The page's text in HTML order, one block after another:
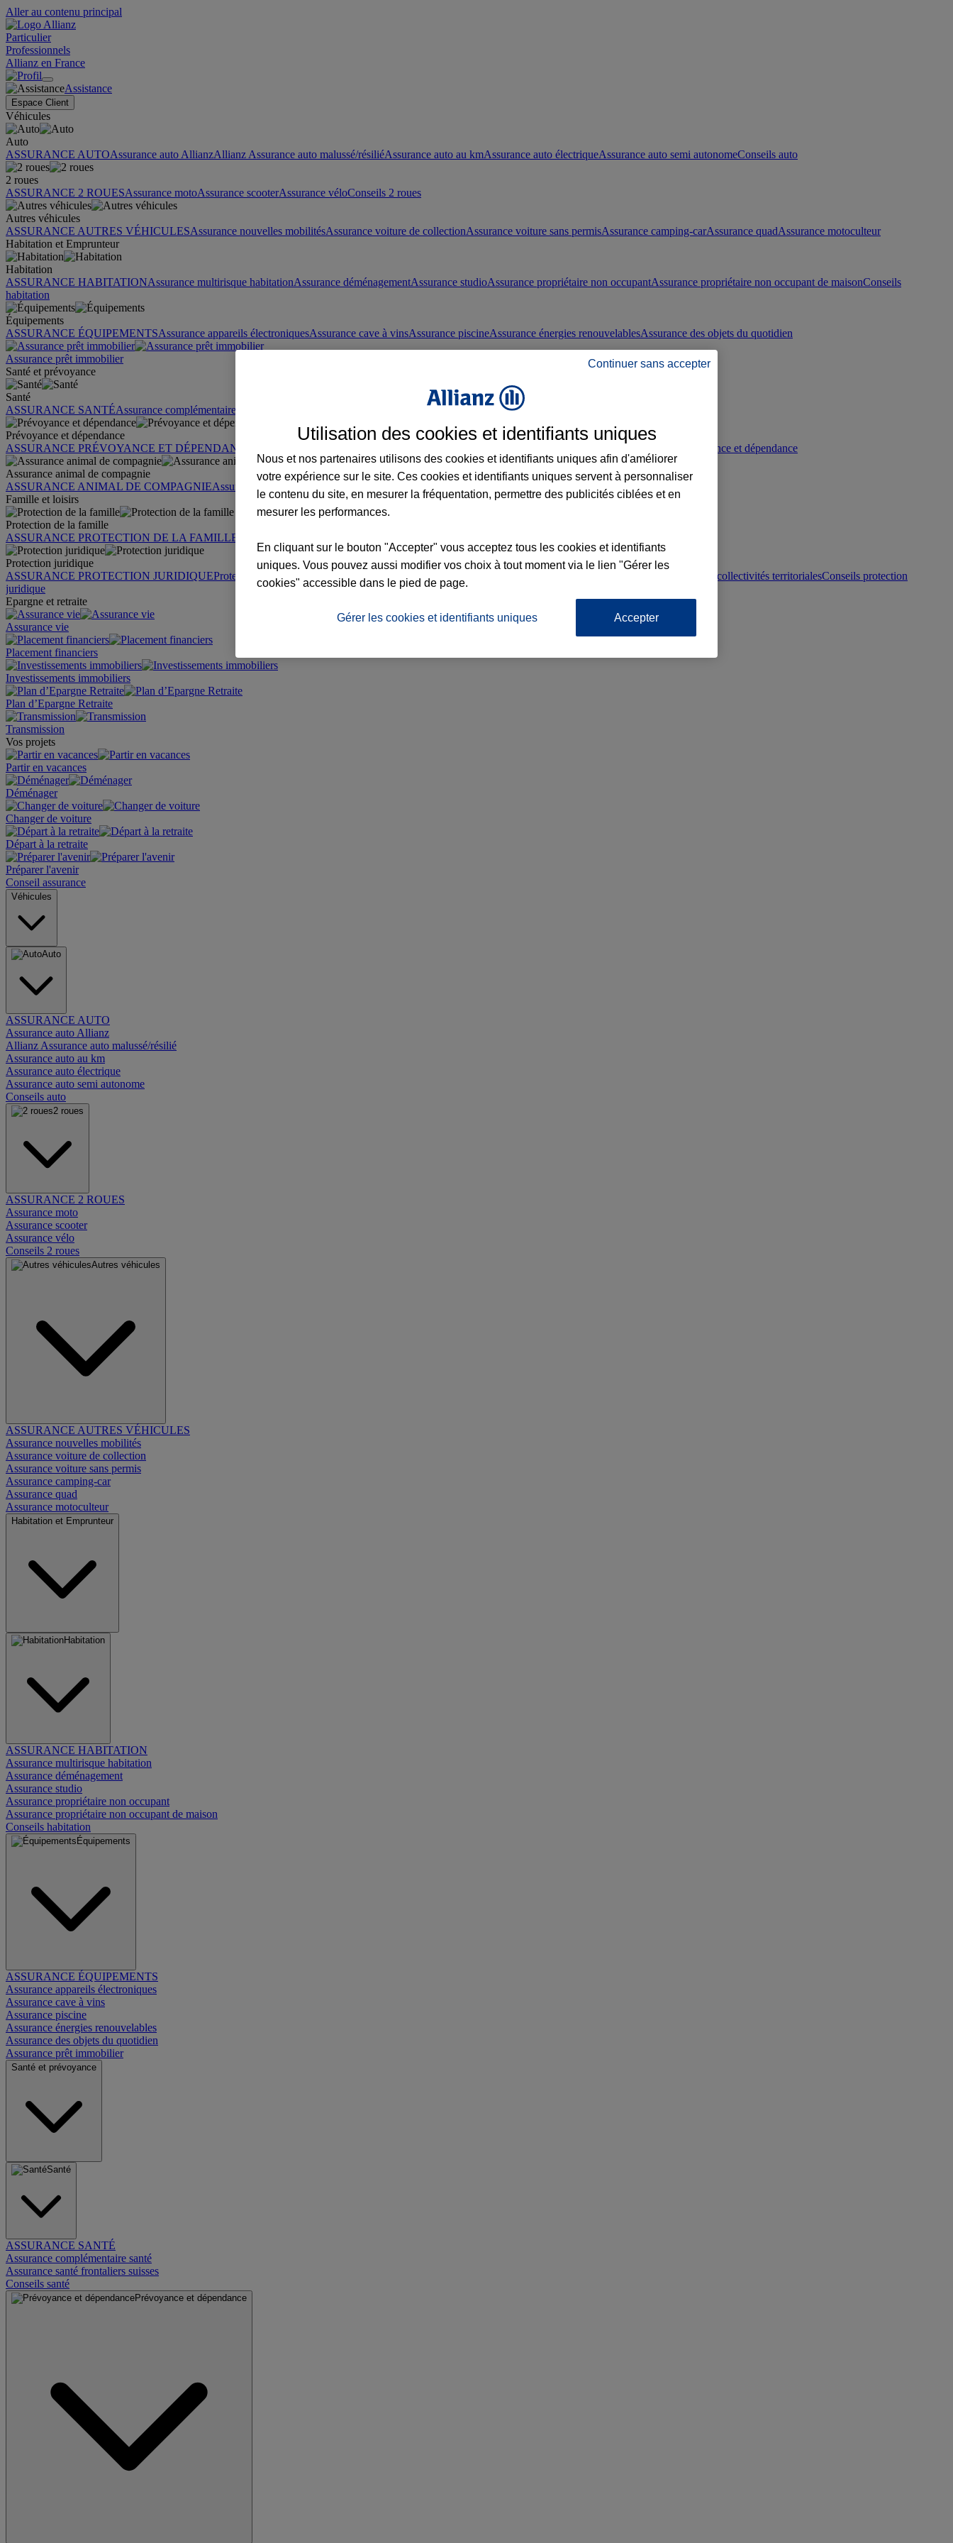
Aller au contenu principal
Particulier
Professionnels
Allianz en France
Assistance
Espace Client
Véhicules
Auto
ASSURANCE AUTOAssurance auto AllianzAllianz Assurance auto malussé/résiliéAssurance auto au kmAssurance auto électriqueAssurance auto semi autonomeConseils auto
2 roues
ASSURANCE 2 ROUESAssurance motoAssurance scooterAssurance véloConseils 2 roues
Autres véhicules
ASSURANCE AUTRES VÉHICULESAssurance nouvelles mobilitésAssurance voiture de collectionAssurance voiture sans permisAssurance camping-carAssurance quadAssurance motoculteur
Habitation et Emprunteur
Habitation
ASSURANCE HABITATIONAssurance multirisque habitationAssurance déménagementAssurance studioAssurance propriétaire non occupantAssurance propriétaire non occupant de maisonConseils
habitation
Équipements
ASSURANCE ÉQUIPEMENTSAssurance appareils électroniquesAssurance cave à vinsAssurance piscineAssurance énergies renouvelablesAssurance des objets du quotidien
Assurance prêt immobilier
Santé et prévoyance
Santé
ASSURANCE SANTÉAssurance complémentaire santé Conseils santé
Prévoyance et dépendance
ASSURANCE PRÉVOYANCE ET DÉPENDANCE
Conseils prévoyance et dépendance
Assurance animal de compagnie
ASSURANCE ANIMAL DE COMPAGNIEAssurance chien Assurance chat
Conseils animal de compagnie
Famille et loisirs
Protection de la famille
ASSURANCE PROTECTION DE LA FAMILLE
Protection juridique
ASSURANCE PROTECTION JURIDIQUEProtection juridique particuliers Protection juridique immobilière Protection juridique collectivités territorialesConseils protection
juridique
Epargne et retraite
Assurance vie
Placement financiers
Investissements immobiliers
Plan d’Epargne Retraite
Transmission
Vos projets
Partir en vacances
Déménager
Changer de voiture
Départ à la retraite
Préparer l'avenir
Conseil assurance
Véhicules
Auto
ASSURANCE AUTO
Assurance auto Allianz
Allianz Assurance auto malussé/résilié
Assurance auto au km
Assurance auto électrique
Assurance auto semi autonome
Conseils auto
2 roues
ASSURANCE 2 ROUES
Assurance moto
Assurance scooter
Assurance vélo
Conseils 2 roues
Autres véhicules
ASSURANCE AUTRES VÉHICULES
Assurance nouvelles mobilités
Assurance voiture de collection
Assurance voiture sans permis
Assurance camping-car
Assurance quad
Assurance motoculteur
Habitation et Emprunteur
Habitation
ASSURANCE HABITATION
Assurance multirisque habitation
Assurance déménagement
Assurance studio
Assurance propriétaire non occupant
Assurance propriétaire non occupant de maison
Conseils habitation
Équipements
ASSURANCE ÉQUIPEMENTS
Assurance appareils électroniques
Assurance cave à vins
Assurance piscine
Assurance énergies renouvelables
Assurance des objets du quotidien
Assurance prêt immobilier
Santé et prévoyance
Santé
ASSURANCE SANTÉ
Assurance complémentaire santé
Assurance santé frontaliers suisses
Conseils santé
Prévoyance et dépendance
Continuer sans accepter
Utilisation des cookies et identifiants uniques
Nous et nos partenaires utilisons des cookies et identifiants uniques afin d'améliorer
votre expérience sur le site. Ces cookies et identifiants uniques servent à personnaliser
le contenu du site, en mesurer la fréquentation, permettre des publicités ciblées et en
mesurer les performances.
En cliquant sur le bouton "Accepter" vous acceptez tous les cookies et identifiants
uniques. Vous pouvez aussi modifier vos choix à tout moment via le lien "Gérer les
cookies" accessible dans le pied de page.
Gérer les cookies et identifiants uniques Accepter